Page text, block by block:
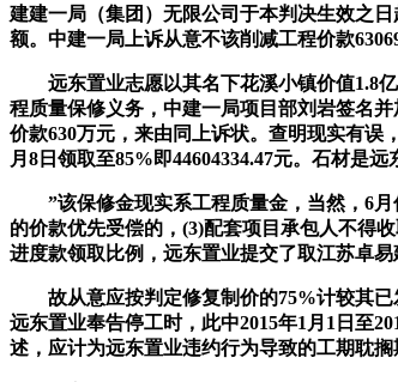
建建一局（集团）无限公司于本判决生效之
额。中建一局上诉从意不该削减工程价款
远东置业志愿以其名下花溪小镇价值1.8亿
程质量保修义务，中建一局项目部刘岩签名
价款630万元，来由同上诉状。查明现实有误
月8日领取至85%即44604334.47元。石材是
”该保修金现实系工程质量金，当然，6月
的价款优先受偿的，(3)配套项目承包人不得
进度款领取比例，远东置业提交了取江苏卓
故从意应按判定修复制价的75%计较其已
远东置业奉告停工时，此中2015年1月1日至
述，应计为远东置业违约行为导致的工期耽